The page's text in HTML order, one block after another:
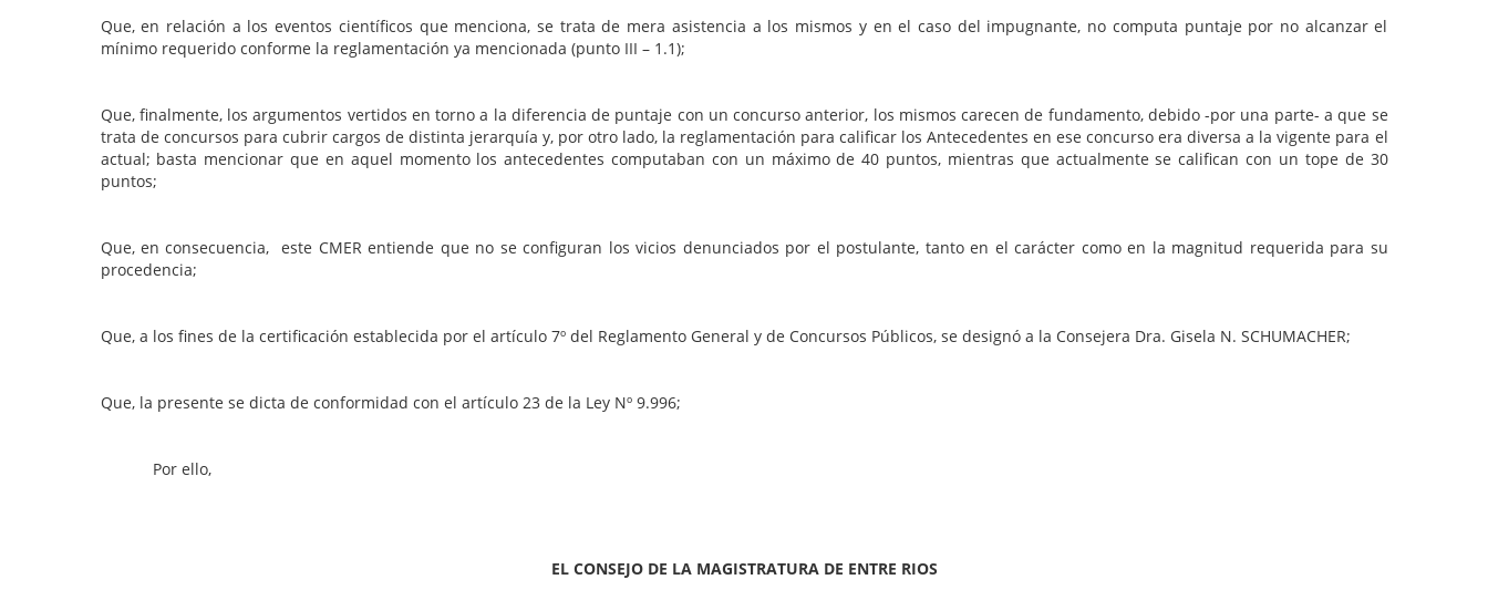
Que, en relación a los eventos científicos que menciona, se trata de mera asistencia a los mismos y en el caso del impugnante, no computa puntaje por no alcanzar el
mínimo requerido conforme la reglamentación ya mencionada (punto III – 1.1);
Que, finalmente, los argumentos vertidos en torno a la diferencia de puntaje con un concurso anterior, los mismos carecen de fundamento, debido -por una parte- a que se
trata de concursos para cubrir cargos de distinta jerarquía y, por otro lado, la reglamentación para calificar los Antecedentes en ese concurso era diversa a la vigente para el
actual; basta mencionar que en aquel momento los antecedentes computaban con un máximo de 40 puntos, mientras que actualmente se califican con un tope de 30
puntos;
Que, en consecuencia, este CMER entiende que no se configuran los vicios denunciados por el postulante, tanto en el carácter como en la magnitud requerida para su
procedencia;
Que, a los fines de la certificación establecida por el artículo 7º del Reglamento General y de Concursos Públicos, se designó a la Consejera Dra. Gisela N. SCHUMACHER;
Que, la presente se dicta de conformidad con el artículo 23 de la Ley Nº 9.996;
Por ello,
EL CONSEJO DE LA MAGISTRATURA DE ENTRE RIOS